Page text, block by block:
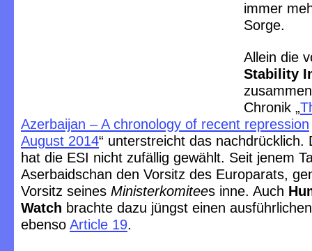
immer
Sorge.
Allein die
Stability
Chronik „
Azerbaijan – A chronology of recent repression
August 2014“ unterstreicht das nachdrücklich.
hat die ESI nicht zufällig gewählt. Seit jenem
Aserbaidschan den Vorsitz des Europarats,
Vorsitz seines Ministerkomitees inne. Auch
Watch brachte dazu jüngst einen
ebenso Article 19.